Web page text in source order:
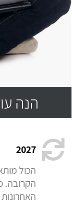
הנה
2027
הכול
הקרובה.
האחרונות